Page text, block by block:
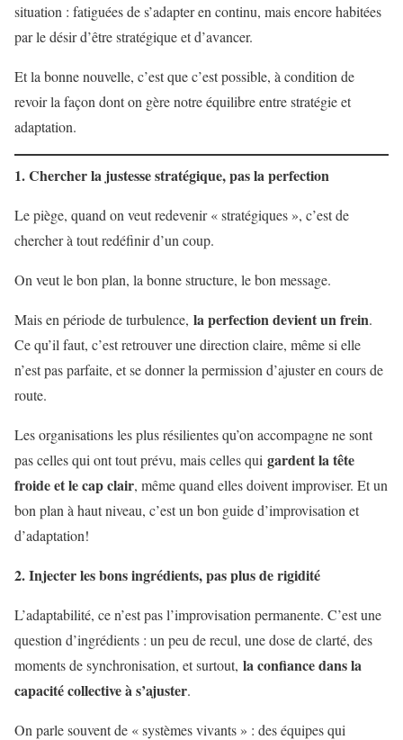
situation : fatiguées de s’adapter en continu, mais encore habitées
par le désir d’être stratégique et d’avancer.
Et la bonne nouvelle, c’est que c’est possible, à condition de
revoir la façon dont on gère notre équilibre entre stratégie et
adaptation.
1. Chercher la justesse stratégique, pas la perfection
Le piège, quand on veut redevenir « stratégiques », c’est de
chercher à tout redéfinir d’un coup.
On veut le bon plan, la bonne structure, le bon message.
Mais en période de turbulence, la perfection devient un frein.
Ce qu’il faut, c’est retrouver une direction claire, même si elle
n’est pas parfaite, et se donner la permission d’ajuster en cours de
route.
Les organisations les plus résilientes qu’on accompagne ne sont
pas celles qui ont tout prévu, mais celles qui gardent la tête
froide et le cap clair, même quand elles doivent improviser. Et un
bon plan à haut niveau, c’est un bon guide d’improvisation et
d’adaptation!
2. Injecter les bons ingrédients, pas plus de rigidité
L’adaptabilité, ce n’est pas l’improvisation permanente. C’est une
question d’ingrédients : un peu de recul, une dose de clarté, des
moments de synchronisation, et surtout, la confiance dans la
capacité collective à s’ajuster.
On parle souvent de « systèmes vivants » : des équipes qui